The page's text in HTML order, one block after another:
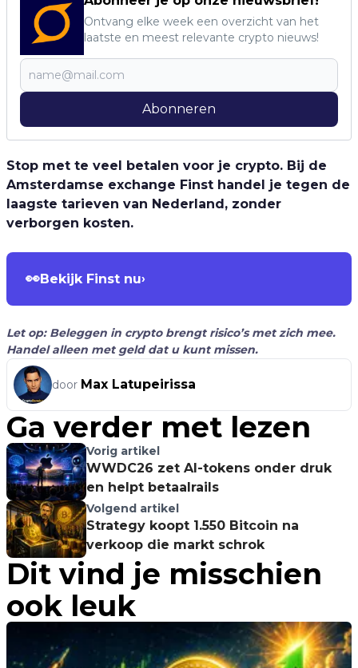
Ontvang elke week een overzicht van het
laatste en meest relevante crypto nieuws!
Abonneren
Stop met te veel betalen voor je crypto. Bij de
Amsterdamse exchange Finst handel je tegen de
laagste tarieven van Nederland, zonder
verborgen kosten.
👀Bekijk Finst nu›
Let op: Beleggen in crypto brengt risico’s met zich mee.
Handel alleen met geld dat u kunt missen.
door Max Latupeirissa
Ga verder met lezen
Vorig artikel
WWDC26 zet AI-tokens onder druk
en helpt betaalrails
Volgend artikel
Strategy koopt 1.550 Bitcoin na
verkoop die markt schrok
Dit vind je misschien
ook leuk